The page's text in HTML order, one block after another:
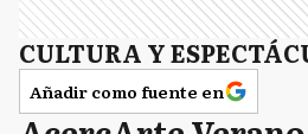
CULTURA Y
Añadir como fuente en